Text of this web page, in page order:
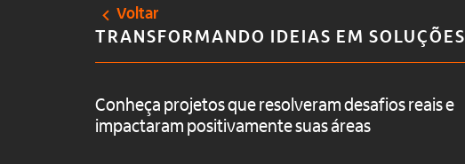
Voltar
TRANSFORMANDO IDEIAS EM SOLUÇÕES
Conheça projetos que resolveram desafios reais e
impactaram positivamente suas áreas